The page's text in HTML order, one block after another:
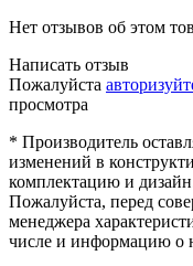
Нет отзывов об этом
Написать отзыв
Пожалуйста
просмотра
* Производитель
изменений в
комплектацию и
Пожалуйста, перед
менеджера
числе и информацию о